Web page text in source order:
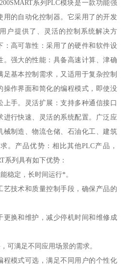
系列PLC模块是一款功能强
用的自动化控制器。它采用了的开发
户提供了、灵活的控制系统解决方
：高可靠性：采用了的硬件和软件设
。强大的性能：具备高速计算、津确
基本控制需求，又适用于复杂控制
操作界面和简化的编程模式，即使没
手。灵活扩展：支持多种通信接口
进行快速、灵活的系统配置。广泛应
械制造、物流仓储、石油化工、建筑
。产品优势：相比其他PLC产品，
系列具有如下优势：
稳定，长时间运行*。
艺技术和质量控制手段，确保产品的
更换和维护，减少停机时间和维修成
可满足不同应用场景的需求。
程模式可选，满足不同用户的个性化